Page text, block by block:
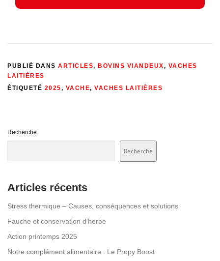
PUBLIÉ DANS ARTICLES, BOVINS VIANDEUX, VACHES
LAITIÈRES
ÉTIQUETÉ 2025, VACHE, VACHES LAITIÈRES
Recherche
Recherche
Articles récents
Stress thermique – Causes, conséquences et solutions
Fauche et conservation d’herbe
Action printemps 2025
Notre complément alimentaire : Le Propy Boost